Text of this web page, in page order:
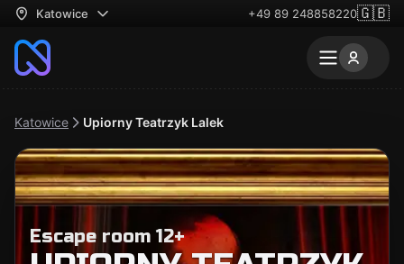
Katowice +49 89 248858220🇬🇧
Katowice Upiorny Teatrzyk Lalek
Escape room 12+